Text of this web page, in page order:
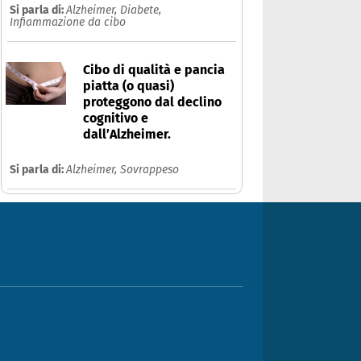
Si parla di:Alzheimer, Diabete,
Infiammazione da cibo
Cibo di qualità e pancia
piatta (o quasi)
proteggono dal declino
cognitivo e
dall’Alzheimer.
Si parla di:Alzheimer, Sovrappeso